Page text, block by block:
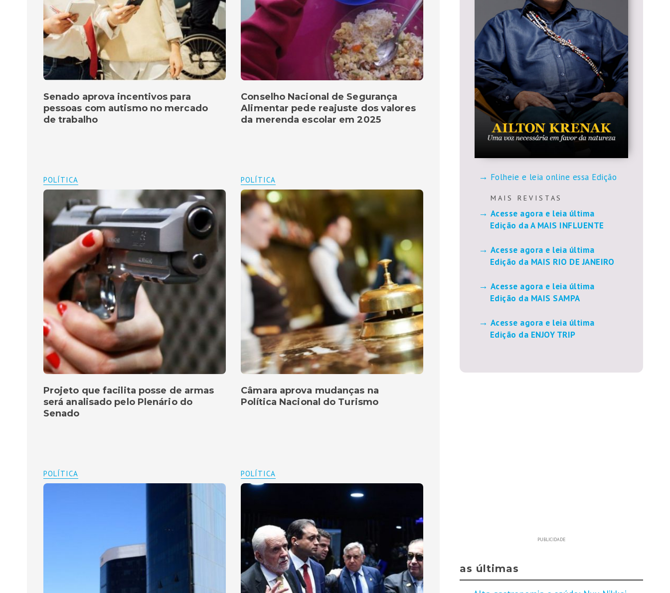
Conselho Nacional de Segurança
Alimentar pede reajuste dos valores
da merenda escolar em 2025
Senado aprova incentivos para
pessoas com autismo no mercado
de trabalho
POLÍTICA
Câmara aprova mudanças na
Política Nacional do Turismo
POLÍTICA
Projeto que facilita posse de armas
será analisado pelo Plenário do
Senado
POLÍTICA
POLÍTICA
Folheie e leia online essa Edição
M A I S R E V I S T A S
Acesse agora e leia última
Edição da A MAIS INFLUENTE
Acesse agora e leia última
Edição da MAIS RIO DE JANEIRO
Acesse agora e leia última
Edição da MAIS SAMPA
Acesse agora e leia última
Edição da ENJOY TRIP
PUBLICIDADE
as últimas